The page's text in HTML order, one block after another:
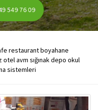
549 76 09
restaurant boyahane
avm sığınak depo okul
sistemleri